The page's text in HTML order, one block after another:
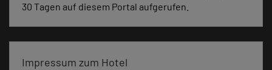
30 Tagen auf diesem Portal aufgerufen.
Impressum zum Hotel